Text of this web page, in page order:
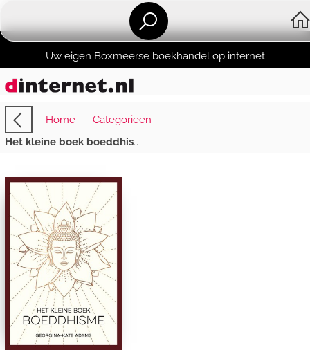
Uw eigen Boxmeerse boekhandel op internet
Home- Categorieën -
Het kleine boek boeddhisme